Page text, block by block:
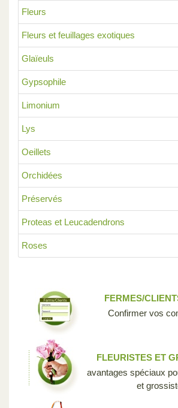
Fleurs
Fleurs et feuillages exotiques
Glaïeuls
Gypsophile
Limonium
Lys
Oeillets
Orchidées
Préservés
Proteas et Leucadendrons
Roses
FERMES/
Confirmer vos
FLEURISTES ET
avantages spéciaux
et